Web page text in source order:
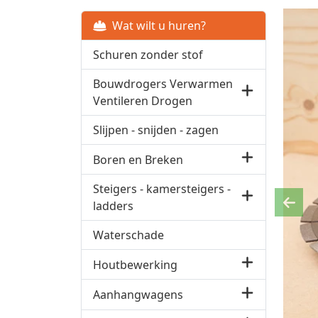
Wat wilt u huren?
Schuren zonder stof
Bouwdrogers Verwarmen
Ventileren Drogen
Slijpen - snijden - zagen
Boren en Breken
Steigers - kamersteigers -
ladders
Waterschade
Houtbewerking
Aanhangwagens